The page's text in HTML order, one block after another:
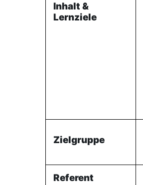
Inhalt &
Lernziele
Zielgruppe
Referent